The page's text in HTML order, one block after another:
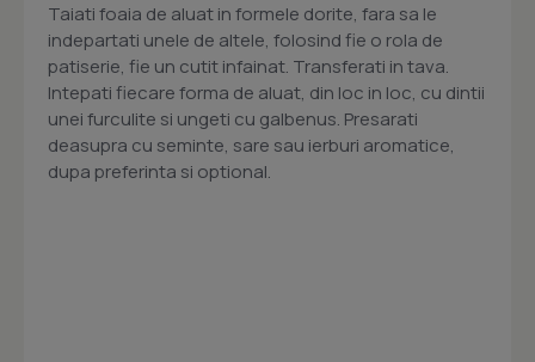
Taiati foaia de aluat in formele dorite, fara sa le
indepartati unele de altele, folosind fie o rola de
patiserie, fie un cutit infainat. Transferati in tava.
Intepati fiecare forma de aluat, din loc in loc, cu dintii
unei furculite si ungeti cu galbenus. Presarati
deasupra cu seminte, sare sau ierburi aromatice,
dupa preferinta si optional.